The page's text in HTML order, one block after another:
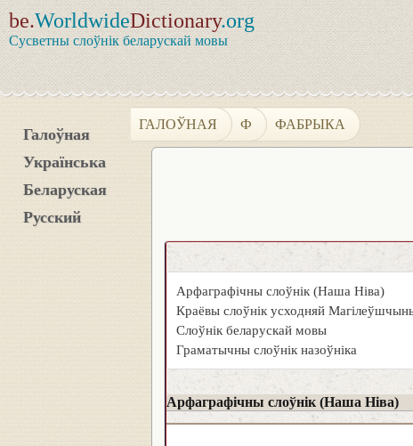
be.WorldwideDictionary.org
Сусветны слоўнік беларускай мовы
Галоўная
Українська
Беларуская
Русский
ГАЛОЎНАЯ Ф ФАБРЫКА
Арфаграфічны слоўнік (Наша Ніва)
Краёвы слоўнік усходняй
Слоўнік беларускай мовы
Граматычны слоўнік назоўніка
Арфаграфічны слоўнік (Наша Ніва)